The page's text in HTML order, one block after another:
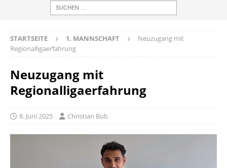
STARTSEITE 1. MANNSCHAFT
Neuzugang mit
Regionalligaerfahrung
Neuzugang mit
Regionalligaerfahrung
8. Juni 2025 Christian Bub